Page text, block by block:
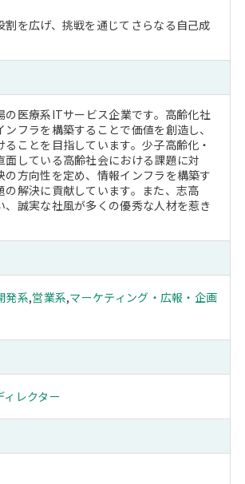
割を広げ、挑戦を通じてさらなる自己成
の医療系ITサービス企業です。高齢化社
フラを構築することで価値を創造し、
ことを目指しています。少子高齢化・
面している高齢社会における課題に対
の方向性を定め、情報インフラを構築す
の解決に貢献しています。また、志高
、誠実な社風が多くの優秀な人材を惹き
発系,営業系,マーケティング・広報・企画
ィレクター